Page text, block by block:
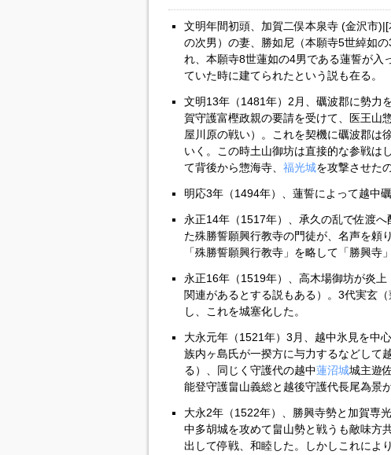
文明年間初頭、加賀二俣本泉寺 (金沢市
の次男）の妻、勝如尼（本願寺5世綽如
れ、本願寺8世蓮如の4男である蓮誓が入
ていた時に建てられたという説も在る。
文明13年（1481年）2月、礪波郡に勢力
賀守護富樫政親の要請を受けて、医王山
屋川原の戦い）。これを契機に礪波郡は
いく。この時土山御坊は直接的な参戦は
て背後から惣海寺、 福光城を攻撃させた
明応3年（1494年）、蓮誓によって越中
永正14年（1517年）、承久の乱で佐渡
た殊勝誓願興行教寺の門徒が、名声を頼
「殊勝誓願興行教寺」を略して「勝興寺
永正16年（1519年）、高木場御坊が炎
関連があるとする説もある）。3代実玄
し、これを城塞化した。
大永元年（1521年）3月、越中氷見を中
族内ヶ島氏が一揆方に与力するなどして
る）、同じく守護代の越中蓮沼城城主遊
能登守護畠山義総と越後守護代長尾為景
大永2年（1522年）、勝興寺勢と加賀専
中多胡城を攻めて畠山勢と戦うも敵味方
出して停戦、和睦した。しかしこれによ